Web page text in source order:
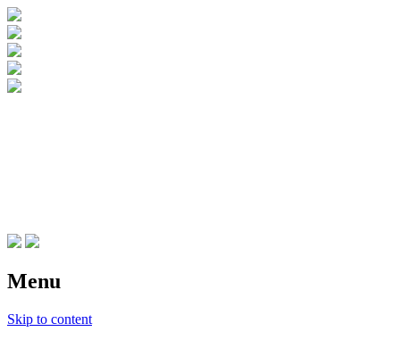
Menu
Skip to content